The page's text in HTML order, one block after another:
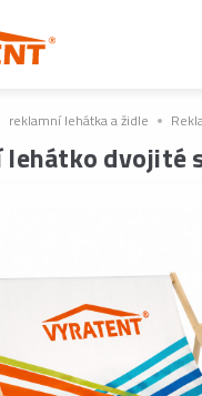
reklamní lehátka a židle
lehátko dvojité